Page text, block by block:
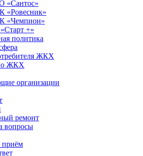
«Сантос»
«Ровесник»
«Чемпион»
+»
политика
ЖКХ
ЖКХ
организации
ремонт
вопросы
приём